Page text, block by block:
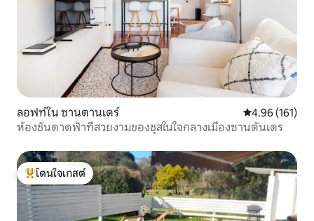
ลอฟท์ใน ซานตานเดร์ คะแนนเฉลี่ย
4.96 (161)
ห้องชั้นดาดฟ้าที่สวยงามของชุสในใจกลางเมืองซานตันเดร
โดนใจเกสต์ที่สุด
โดนใจเกสต์